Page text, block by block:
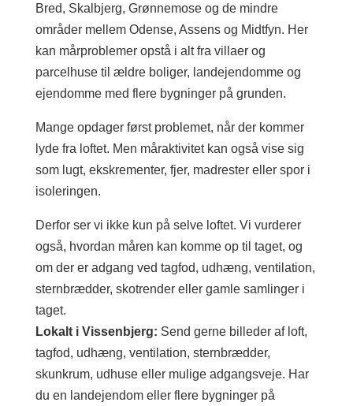
Bred, Skalbjerg, Grønnemose og de mindre
områder mellem Odense, Assens og Midtfyn. Her
kan mårproblemer opstå i alt fra villaer og
parcelhuse til ældre boliger, landejendomme og
ejendomme med flere bygninger på grunden.
Mange opdager først problemet, når der kommer
lyde fra loftet. Men måraktivitet kan også vise sig
som lugt, ekskrementer, fjer, madrester eller spor i
isoleringen.
Derfor ser vi ikke kun på selve loftet. Vi vurderer
også, hvordan måren kan komme op til taget, og
om der er adgang ved tagfod, udhæng, ventilation,
sternbrædder, skotrender eller gamle samlinger i
taget.
Lokalt i Vissenbjerg: Send gerne billeder af loft,
tagfod, udhæng, ventilation, sternbrædder,
skunkrum, udhuse eller mulige adgangsveje. Har
du en landejendom eller flere bygninger på